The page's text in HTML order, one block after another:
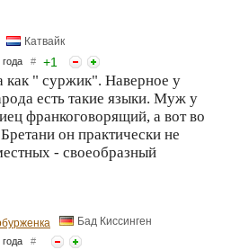
Катвайк
года # +1
как " суржик". Наверное у
есть такие языки. Муж у
франкоговорящий, а вот во
он практически не
- своеобразный
Бад Киссинген
года #